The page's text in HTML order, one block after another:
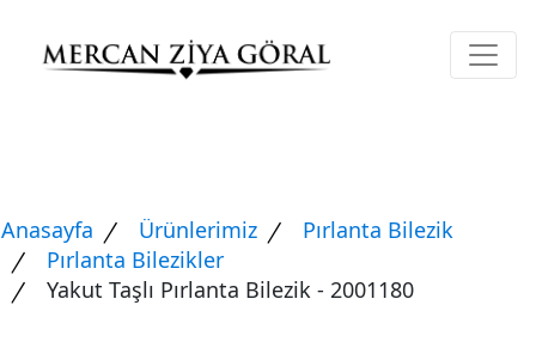
Anasayfa Ürünlerimiz
Pırlanta Bilezik
Pırlanta Bilezikler
Yakut Taşlı Pırlanta Bilezik - 2001180